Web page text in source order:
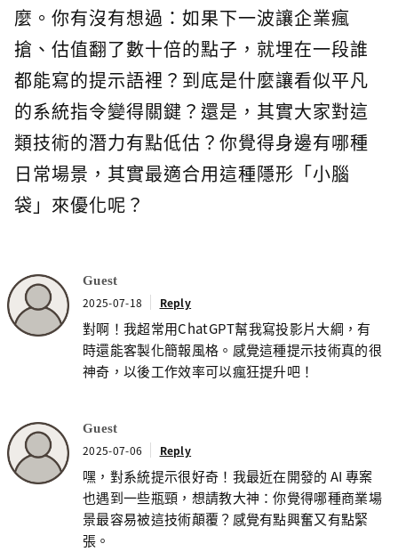
麼。你有沒有想過：如果下一波讓企業瘋
搶、估值翻了數十倍的點子，就埋在一段誰
都能寫的提示語裡？到底是什麼讓看似平凡
的系統指令變得關鍵？還是，其實大家對這
類技術的潛力有點低估？你覺得身邊有哪種
日常場景，其實最適合用這種隱形「小腦
袋」來優化呢？
Guest
2025-07-18 Reply
對啊！我超常用ChatGPT幫我寫投影片大綱，有
時還能客製化簡報風格。感覺這種提示技術真的很
神奇，以後工作效率可以瘋狂提升吧！
Guest
2025-07-06 Reply
嘿，對系統提示很好奇！我最近在開發的 AI 專案
也遇到一些瓶頸，想請教大神：你覺得哪種商業場
景最容易被這技術顛覆？感覺有點興奮又有點緊
張。